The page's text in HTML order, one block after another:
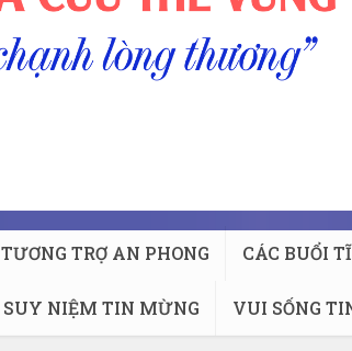
TƯƠNG TRỢ AN PHONG CÁC BUỔI
SUY NIỆM TIN MỪNG VUI SỐNG